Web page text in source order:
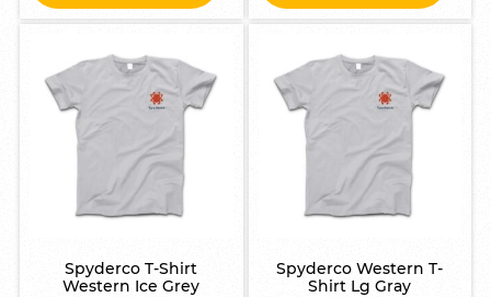
Spyderco T-Shirt
Western Ice Grey
Spyderco Western T-
Shirt Lg Gray